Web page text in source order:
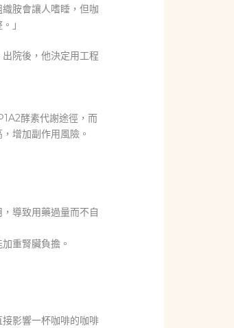
胺會讓人嗜睡，但咖
」
院後，他決定用工程
酵素代謝途徑，而
增加副作用風險。
導致用藥過量而不自
重腎臟負擔。
影響一杯咖啡的咖啡